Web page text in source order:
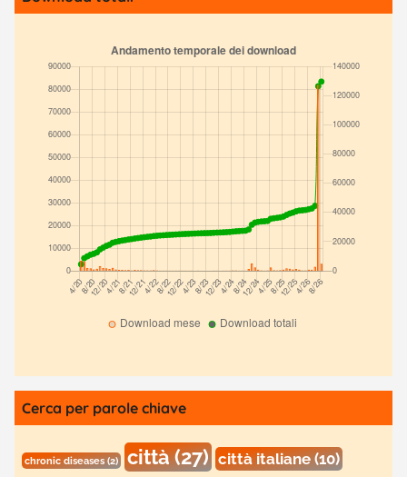
Cerca per parole chiave
chronic diseases(2) città(27) città italiane(10)